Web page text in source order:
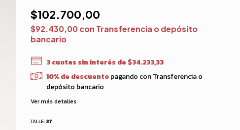
$102.700,00
$92.430,00con Transferencia o depósito
bancario
3 cuotas sin interés de $34.233,33
10% de descuentopagando con Transferencia o
depósito bancario
Ver más detalles
TALLE: 37